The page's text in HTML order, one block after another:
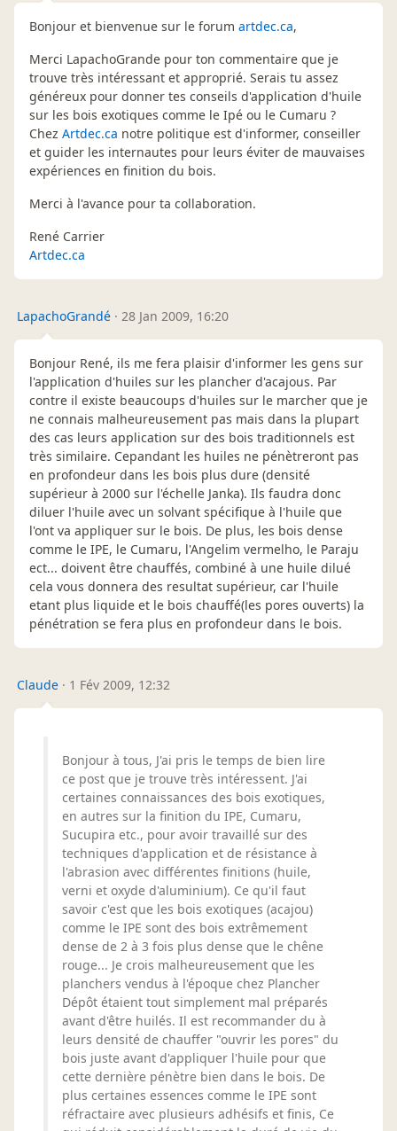
Bonjour et bienvenue sur le forum artdec.ca,
Merci LapachoGrande pour ton commentaire que je
trouve très intéressant et approprié. Serais tu assez
généreux pour donner tes conseils d'application d'huile
sur les bois exotiques comme le Ipé ou le Cumaru ?
Chez Artdec.ca notre politique est d'informer, conseiller
et guider les internautes pour leurs éviter de mauvaises
expériences en finition du bois.
Merci à l'avance pour ta collaboration.
René Carrier
Artdec.ca
LapachoGrandé · 28 Jan 2009, 16:20
Bonjour René, ils me fera plaisir d'informer les gens sur
l'application d'huiles sur les plancher d'acajous. Par
contre il existe beaucoups d'huiles sur le marcher que je
ne connais malheureusement pas mais dans la plupart
des cas leurs application sur des bois traditionnels est
très similaire. Cepandant les huiles ne pénètreront pas
en profondeur dans les bois plus dure (densité
supérieur à 2000 sur l'échelle Janka). Ils faudra donc
diluer l'huile avec un solvant spécifique à l'huile que
l'ont va appliquer sur le bois. De plus, les bois dense
comme le IPE, le Cumaru, l'Angelim vermelho, le Paraju
ect... doivent être chauffés, combiné à une huile dilué
cela vous donnera des resultat supérieur, car l'huile
etant plus liquide et le bois chauffé(les pores ouverts) la
pénétration se fera plus en profondeur dans le bois.
Claude · 1 Fév 2009, 12:32
Bonjour à tous, J'ai pris le temps de bien lire
ce post que je trouve très intéressent. J'ai
certaines connaissances des bois exotiques,
en autres sur la finition du IPE, Cumaru,
Sucupira etc., pour avoir travaillé sur des
techniques d'application et de résistance à
l'abrasion avec différentes finitions (huile,
verni et oxyde d'aluminium). Ce qu'il faut
savoir c'est que les bois exotiques (acajou)
comme le IPE sont des bois extrêmement
dense de 2 à 3 fois plus dense que le chêne
rouge... Je crois malheureusement que les
planchers vendus à l'époque chez Plancher
Dépôt étaient tout simplement mal préparés
avant d'être huilés. Il est recommander du à
leurs densité de chauffer "ouvrir les pores" du
bois juste avant d'appliquer l'huile pour que
cette dernière pénètre bien dans le bois. De
plus certaines essences comme le IPE sont
réfractaire avec plusieurs adhésifs et finis, Ce